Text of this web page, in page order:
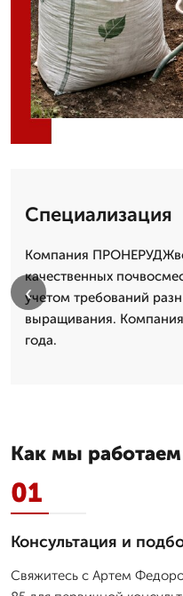
Специализация
Компания ПРОНЕРУДЖвс
качественных
учетом требований
выращивания.
года.
‹
Как мы работаем
01
Консультация и
Свяжитесь с Артем